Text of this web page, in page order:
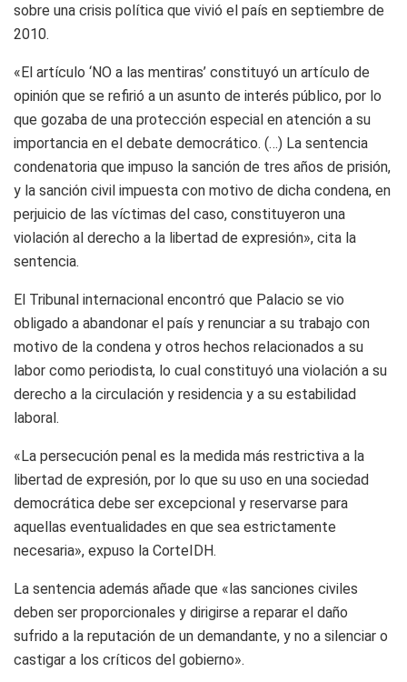
sobre una crisis política que vivió el país en septiembre de
2010.
«El artículo ‘NO a las mentiras’ constituyó un artículo de
opinión que se refirió a un asunto de interés público, por lo
que gozaba de una protección especial en atención a su
importancia en el debate democrático. (…) La sentencia
condenatoria que impuso la sanción de tres años de prisión,
y la sanción civil impuesta con motivo de dicha condena, en
perjuicio de las víctimas del caso, constituyeron una
violación al derecho a la libertad de expresión», cita la
sentencia.
El Tribunal internacional encontró que Palacio se vio
obligado a abandonar el país y renunciar a su trabajo con
motivo de la condena y otros hechos relacionados a su
labor como periodista, lo cual constituyó una violación a su
derecho a la circulación y residencia y a su estabilidad
laboral.
«La persecución penal es la medida más restrictiva a la
libertad de expresión, por lo que su uso en una sociedad
democrática debe ser excepcional y reservarse para
aquellas eventualidades en que sea estrictamente
necesaria», expuso la CorteIDH.
La sentencia además añade que «las sanciones civiles
deben ser proporcionales y dirigirse a reparar el daño
sufrido a la reputación de un demandante, y no a silenciar o
castigar a los críticos del gobierno».